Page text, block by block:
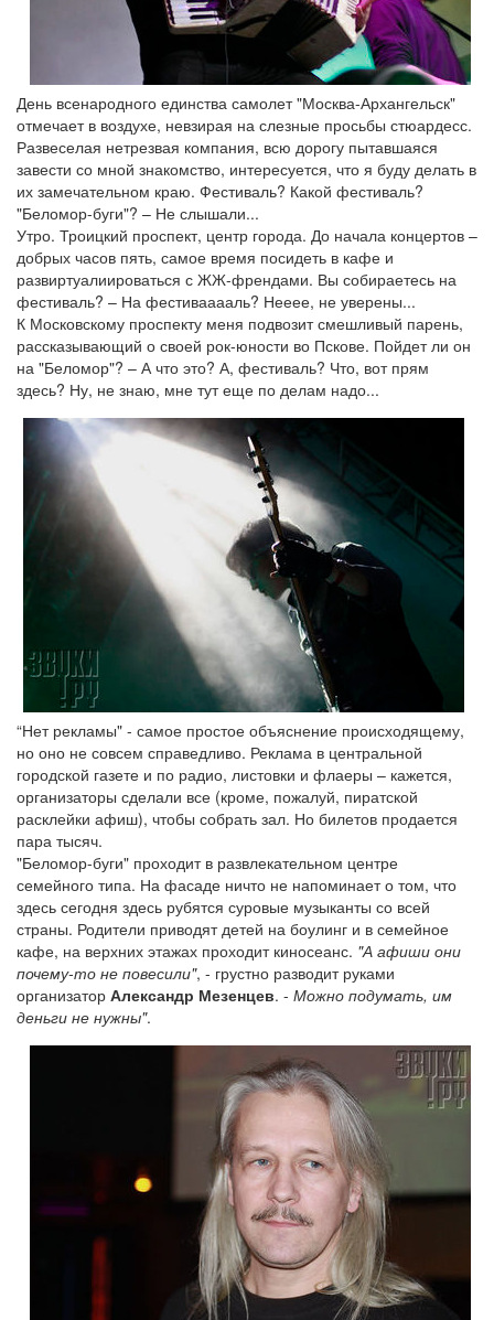
День всенародного единства самолет "Москва-Архангельск"
отмечает в воздухе, невзирая на слезные просьбы стюардесс.
Развеселая нетрезвая компания, всю дорогу пытавшаяся
завести со мной знакомство, интересуется, что я буду делать в
их замечательном краю. Фестиваль? Какой фестиваль?
"Беломор-буги"? – Не слышали...
Утро. Троицкий проспект, центр города. До начала концертов –
добрых часов пять, самое время посидеть в кафе и
развиртуалиироваться с ЖЖ-френдами. Вы собираетесь на
фестиваль? – На фестивааааль? Нееее, не уверены...
К Московскому проспекту меня подвозит смешливый парень,
рассказывающий о своей рок-юности во Пскове. Пойдет ли он
на "Беломор"? – А что это? А, фестиваль? Что, вот прям
здесь? Ну, не знаю, мне тут еще по делам надо...
“Нет рекламы" - самое простое объяснение происходящему,
но оно не совсем справедливо. Реклама в центральной
городской газете и по радио, листовки и флаеры – кажется,
организаторы сделали все (кроме, пожалуй, пиратской
расклейки афиш), чтобы собрать зал. Но билетов продается
пара тысяч.
"Беломор-буги" проходит в развлекательном центре
семейного типа. На фасаде ничто не напоминает о том, что
здесь сегодня здесь рубятся суровые музыканты со всей
страны. Родители приводят детей на боулинг и в семейное
кафе, на верхних этажах проходит киносеанс. "А афиши они
почему-то не повесили", - грустно разводит руками
организатор Александр Мезенцев. - Можно подумать, им
деньги не нужны".